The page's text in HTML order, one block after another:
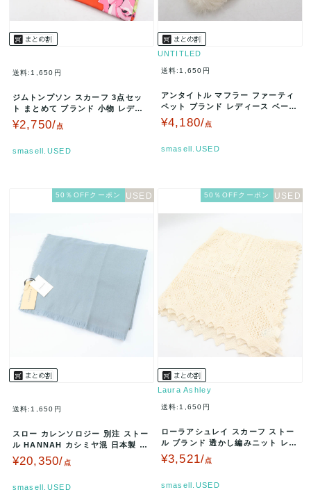
送料:1,650円
ジムトンプソン スカーフ 3点セッ
ト まとめて ブランド 小物 レディ
ース JIM THOMPSON…
¥2,750/点
smasell.USED
UNTITLED
送料:1,650円
アンタイトル マフラー ファーティ
ペット ブランド レディース ベージ
ュ UNTITLED 【中古】
¥4,180/点
smasell.USED
50％OFFクーポン
送料:1,650円
スロー カレンソロジー 別注 ストー
ル HANNAH カシミヤ混 日本製 未
使用品 ブランド レディ…
¥20,350/ 点
smasell.USED
50％OFFクーポン
Laura Ashley
送料:1,650円
ローラアシュレイ スカーフ ストー
ル ブランド 透かし編みニット レデ
ィース アイボリー Laura…
¥3,521/点
smasell.USED